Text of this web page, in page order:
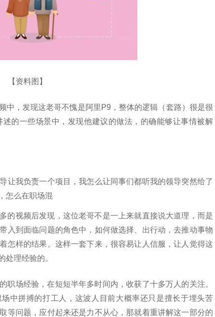
【资料图】
中，发现这老哥不愧是阿里P9，整体的逻辑（套路）很是很
的一些场景中，发现他建议的做法，的确能够让事情被解
让我负责一个项目，我怎么让同事们都听我的领导突然给了
怎么在职场混
的视频后发现，这位老哥不是一上来就直接说大道理，而是
入到面临问题的角色中，如何做选择、出行动，去推动事物
怎样的结果。这样一套下来，很容易让人信服，让人觉得这
处理经验的。
职场经验，在短短半年多时间内，收获了十多万人的关注。
中拼搏的打工人，这波人目前大概率还只是擅长于埋头苦
等问题，应付起来还是力不从心，那就着重讲解这一部分的